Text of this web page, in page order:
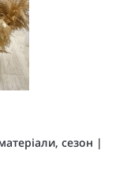
сезон |